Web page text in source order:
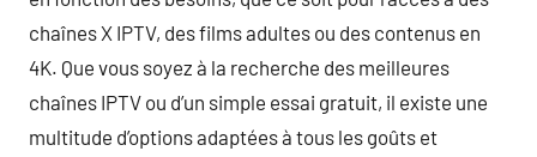
chaînes X IPTV, des films adultes ou des contenus en
4K. Que vous soyez à la recherche des meilleures
chaînes IPTV ou d’un simple essai gratuit, il existe une
multitude d’options adaptées à tous les goûts et